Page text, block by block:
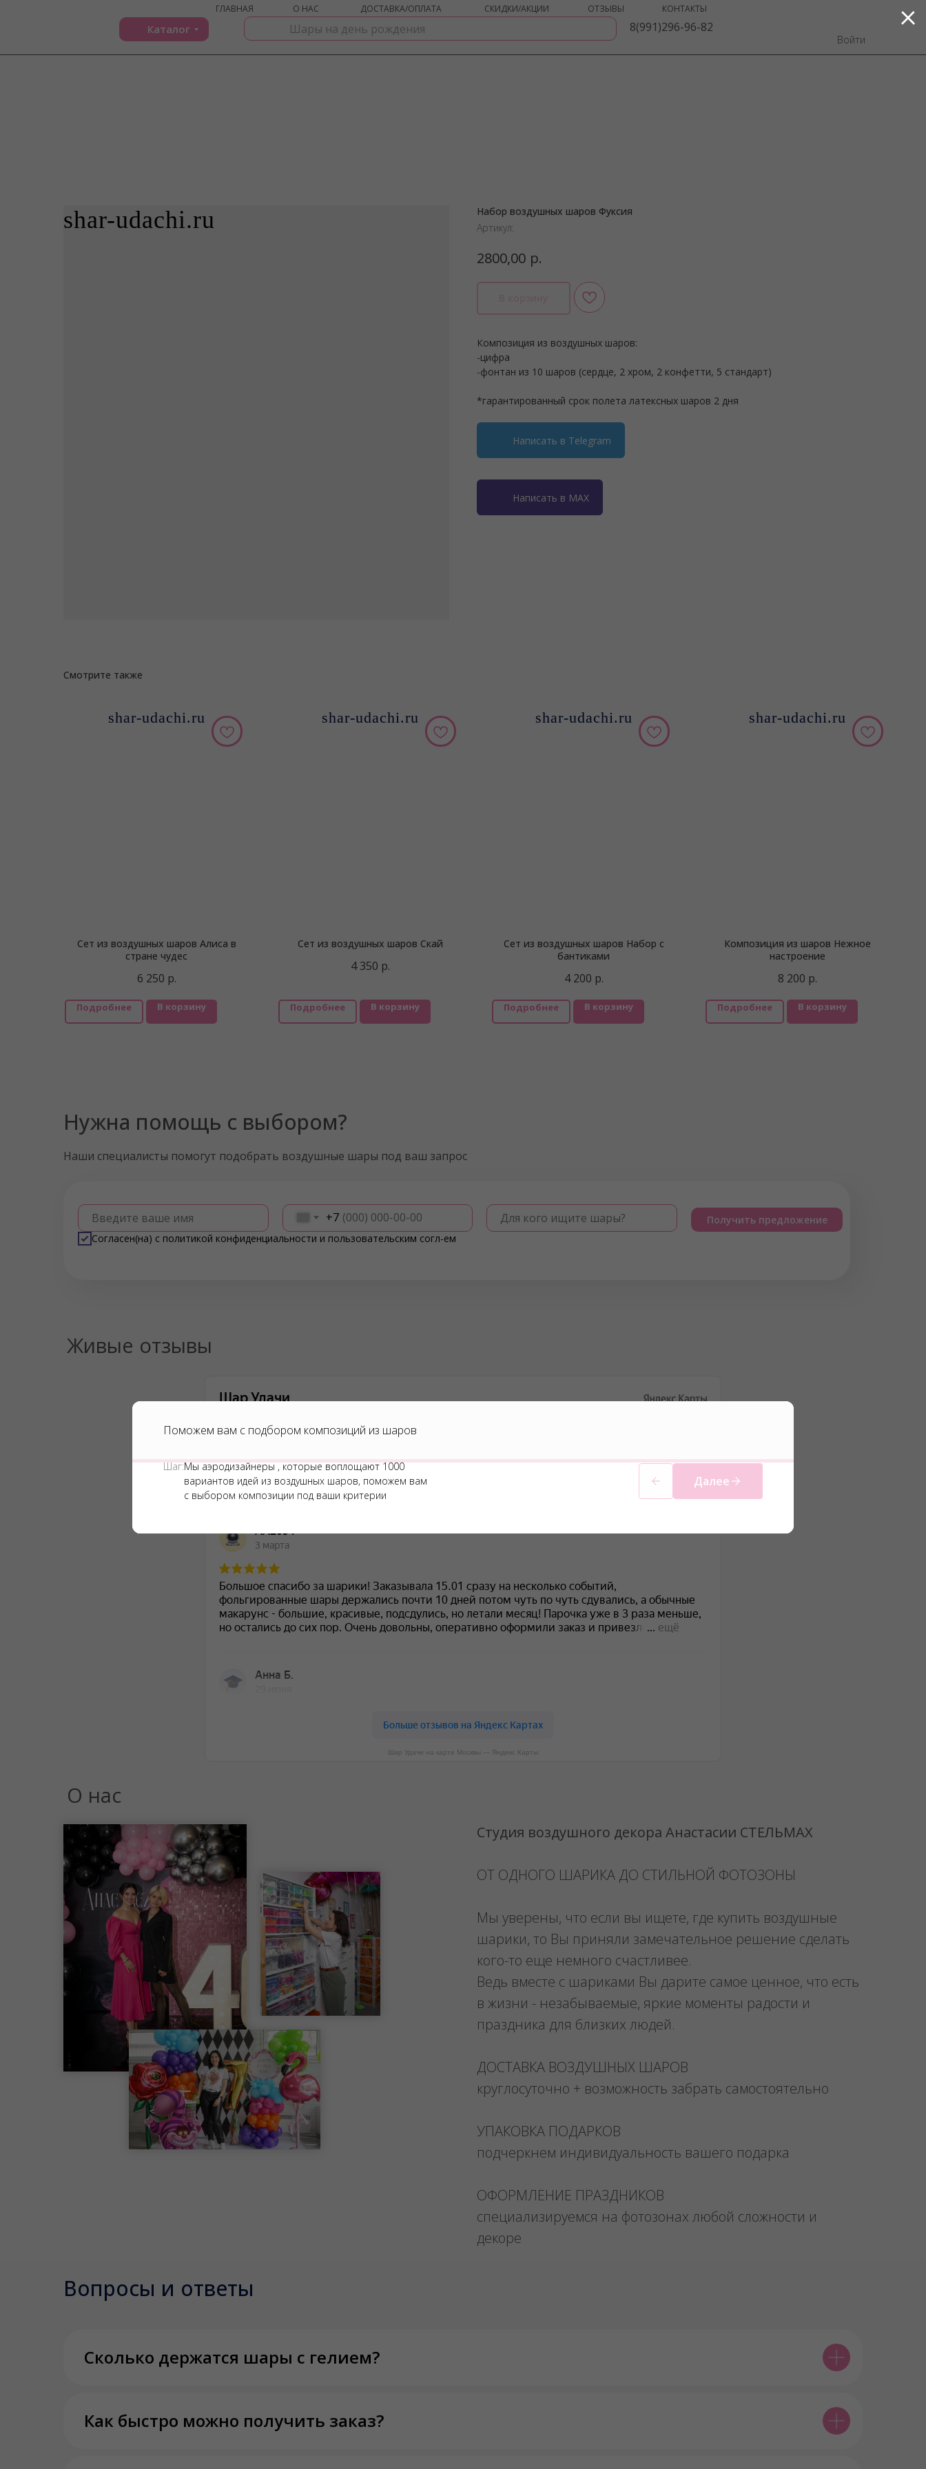
О НАС
ГЛАВНАЯ СКИДКИ/АКЦИИ
ДОСТАВКА/ОПЛАТА ОТЗЫВЫ КОНТАКТЫ
Каталог
Войти
8(991)296-96-82
Поможем вам с подбором композиций из шаров
Шаг:Мы аэродизайнеры , которые воплощают 1000
вариантов идей из воздушных шаров, поможем вам
с выбором композиции под ваши критерии
Далее
shar-udachi.ru shar-udachi.ruНабор воздушных шаров Фуксия
Артикул:
2800,00 р.
Композиция из воздушных шаров:
-цифра
-фонтан из 10 шаров (сердце, 2 хром, 2 конфетти, 5 стандарт)
*гарантированный срок полета латексных шаров 2 дня
Написать в Telegram
Написать в MAX
Смотрите также
shar-udachi.ru
Сет из воздушных шаров Алиса в
стране чудес
6 250 р.
Подробнее В корзину
shar-udachi.ru
Сет из воздушных шаров Скай
4 350 р.
Подробнее В корзину
shar-udachi.ru
Сет из воздушных шаров Набор с
бантиками
4 200 р.
Подробнее В корзину
shar-udachi.ru
Композиция из шаров Нежное
настроение
8 200 р.
Подробнее В корзину
Наши специалисты помогут подобрать воздушные шары под ваш запрос
Введите ваше имя +7 Для кого ищите шары?
Согласен(на) с политикой конфиденциальности и пользовательским согл-ем
Получить предложение
Нужна помощь с выбором?
Живые отзывы
Шар Удачи на карте Москвы — Яндекс Карты
О нас
Студия воздушного декора Анастасии СТЕЛЬМАХ
ОТ ОДНОГО ШАРИКА ДО СТИЛЬНОЙ ФОТОЗОНЫ
Мы уверены, что если вы ищете, где купить воздушные
шарики, то Вы приняли замечательное решение сделать
кого-то еще немного счастливее.
Ведь вместе с шариками Вы дарите самое ценное, что есть
в жизни - незабываемые, яркие моменты радости и
праздника для близких людей.
ДОСТАВКА ВОЗДУШНЫХ ШАРОВ
круглосуточно + возможность забрать самостоятельно
УПАКОВКА ПОДАРКОВ
подчеркнем индивидуальность вашего подарка
ОФОРМЛЕНИЕ ПРАЗДНИКОВ
специализируемся на фотозонах любой сложности и
декоре
Вопросы и ответы
Сколько держатся шары с гелием?
Как быстро можно получить заказ?